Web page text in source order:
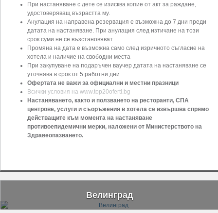
При настаняване с дете се изисква копие от акт за раждане,
удостоверяващ възрастта му.
Анулация на направена резервация е възможна до 7 дни преди
датата на настаняване. При анулация след изтичане на този
срок суми не се възстановяват
Промяна на дата е възможна само след изричното съгласие на
хотела и наличие на свободни места
При закупуване на подаръчен ваучер датата на настаняване се
уточнява в срок от 5 работни дни
Офертата не важи за официални и местни празници
Всички условия на www.top20oferti.bg
Настаняването, както и ползването на ресторанти, СПА
центрове, услуги и съоръжения в хотела се извършва спрямо
действащите към момента на настаняване
противоепидемични мерки, наложени от Министерството на
Здравеопазването.
Велинград